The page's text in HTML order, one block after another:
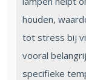
houden,
tot stress bij
vooral
specifieke